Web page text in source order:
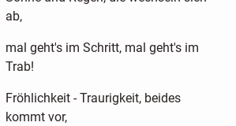
ab,
mal geht's im Schritt, mal geht's im
Trab!
Fröhlichkeit - Traurigkeit, beides
kommt vor,